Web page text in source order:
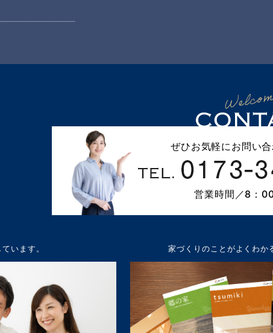
ぜひお気軽にお問い合
営業時間／8：
います。 家づくりのことが よくわか